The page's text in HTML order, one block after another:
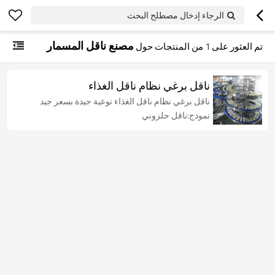
الرجاء إدخال مصطلح البحث
تم العثور على 1 من المنتجات حول مصنع ناقل المسمار
ناقل برغي نظام ناقل الغذاء
ناقل برغي نظام ناقل الغذاء نوعية جيدة بسعر جيد
نموذج:ناقل حلزوني